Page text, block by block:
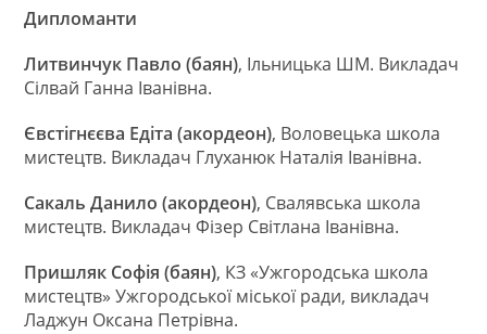
Дипломанти
Литвинчук Павло (баян), Ільницька ШМ. Викладач
Сілвай Ганна Іванівна.
Євстігнєєва Едіта (акордеон), Воловецька школа
мистецтв. Викладач Глуханюк Наталія Іванівна.
Сакаль Данило (акордеон), Свалявська школа
мистецтв. Викладач Фізер Світлана Іванівна.
Пришляк Софія (баян), КЗ «Ужгородська школа
мистецтв» Ужгородської міської ради, викладач
Ладжун Оксана Петрівна.